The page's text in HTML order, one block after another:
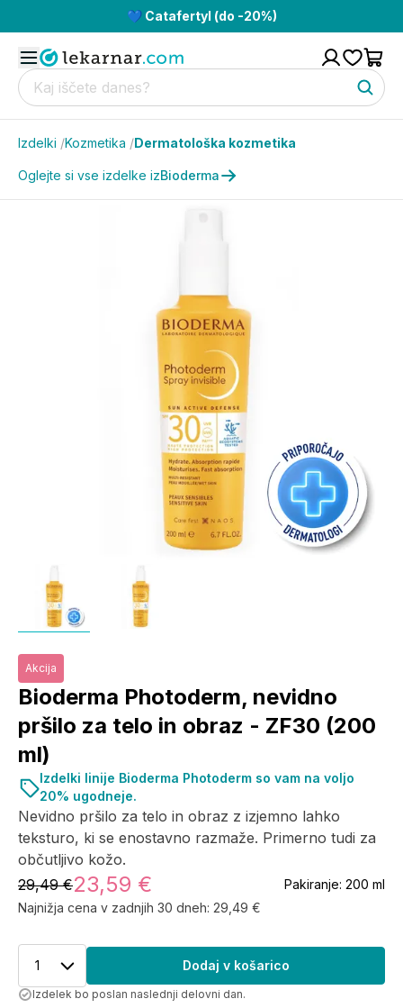
💙 Catafertyl (do -20%)
Izdelki /Kozmetika /Dermatološka kozmetika
Oglejte si vse izdelke izBioderma
Akcija
Bioderma Photoderm, nevidno
pršilo za telo in obraz - ZF30 (200
ml)
Nevidno pršilo za telo in obraz z izjemno lahko
teksturo, ki se enostavno razmaže. Primerno tudi za
občutljivo kožo.
29,49 €23,59 € Pakiranje: 200 ml
Najnižja cena v zadnjih 30 dneh: 29,49 €
Izdelki linije Bioderma Photoderm so vam na voljo
20% ugodneje.
1 Dodaj v košarico
Izdelek bo poslan naslednji delovni dan.